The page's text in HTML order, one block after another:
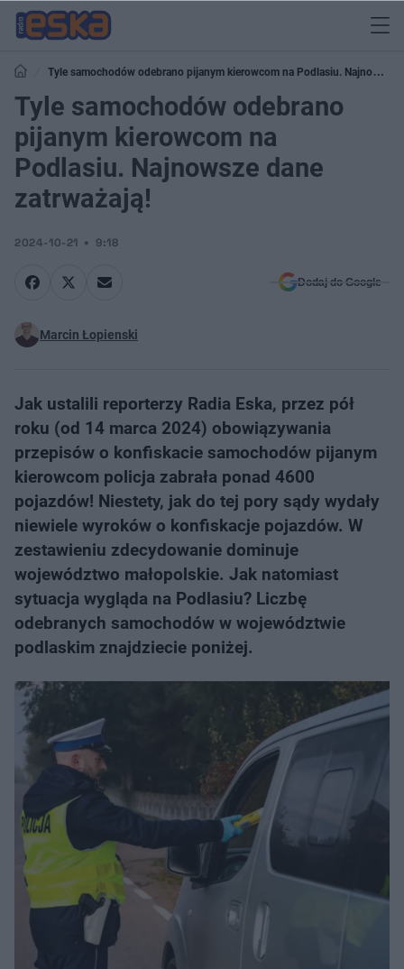
Tyle samochodów odebrano pijanym kierowcom na Podlasiu. Najnowsze
dane zatrważają!
Tyle samochodów odebrano
pijanym kierowcom na
Podlasiu. Najnowsze dane
zatrważają!
2024-10-21 9:18
Dodaj do Google
Marcin Łopienski
Jak ustalili reporterzy Radia Eska, przez pół
roku (od 14 marca 2024) obowiązywania
przepisów o konfiskacie samochodów pijanym
kierowcom policja zabrała ponad 4600
pojazdów! Niestety, jak do tej pory sądy wydały
niewiele wyroków o konfiskacje pojazdów. W
zestawieniu zdecydowanie dominuje
województwo małopolskie. Jak natomiast
sytuacja wygląda na Podlasiu? Liczbę
odebranych samochodów w województwie
podlaskim znajdziecie poniżej.